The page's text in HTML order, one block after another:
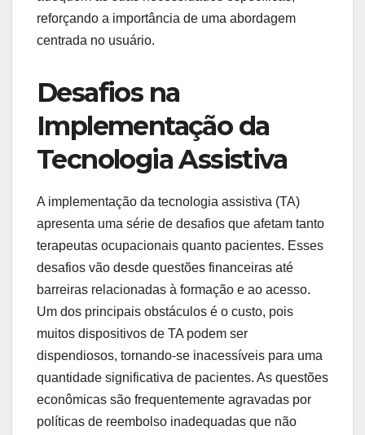
reforçando a importância de uma abordagem
centrada no usuário.
Desafios na
Implementação da
Tecnologia Assistiva
A implementação da tecnologia assistiva (TA)
apresenta uma série de desafios que afetam tanto
terapeutas ocupacionais quanto pacientes. Esses
desafios vão desde questões financeiras até
barreiras relacionadas à formação e ao acesso.
Um dos principais obstáculos é o custo, pois
muitos dispositivos de TA podem ser
dispendiosos, tornando-se inacessíveis para uma
quantidade significativa de pacientes. As questões
econômicas são frequentemente agravadas por
políticas de reembolso inadequadas que não